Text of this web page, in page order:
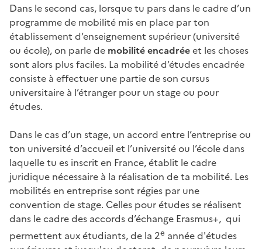
Dans le second cas, lorsque tu pars dans le cadre d’un
programme de mobilité mis en place par ton
établissement d’enseignement supérieur (université
ou école), on parle de mobilité encadréeet les choses
sont alors plus faciles. La mobilité d’études encadrée
consiste à effectuer une partie de son cursus
universitaire à l’étranger pour un stage ou pour
études.
Dans le cas d’un stage, un accord entre l’entreprise ou
ton université d’accueil et l’université ou l’école dans
laquelle tu es inscrit en France, établit le cadre
juridique nécessaire à la réalisation de ta mobilité. Les
mobilités en entreprise sont régies par une
convention de stage. Celles pour études se réalisent
dans le cadre des accords d’échange Erasmus+, qui
permettent aux étudiants, de la 2e année d'études